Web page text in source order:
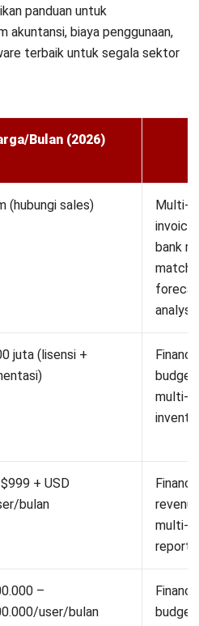
panduan untuk
akuntansi, biaya penggunaan,
terbaik untuk segala sektor
Bulan (2026)
(hubungi sales)
Multi-
invoice
bank
analysis
juta (lisensi +
budget
multi-
+ USD
bulan
multi-
–
user/bulan